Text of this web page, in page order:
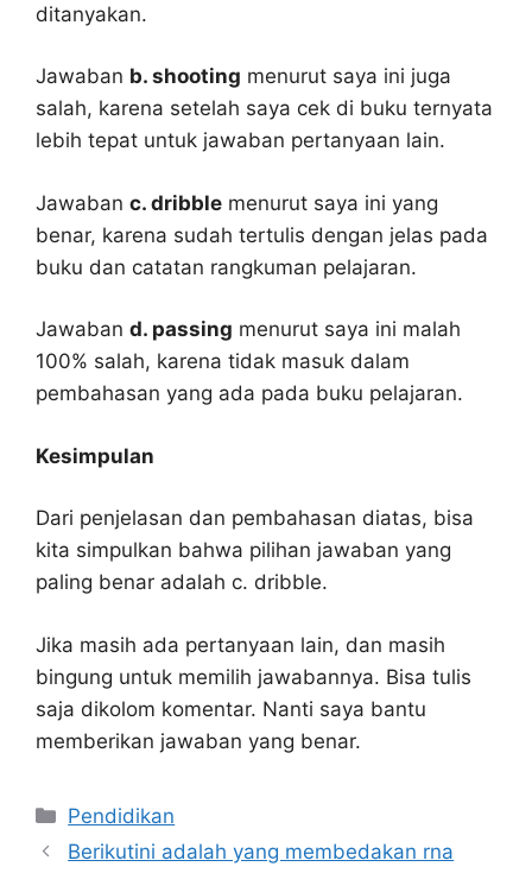
ditanyakan.
Jawaban b. shooting menurut saya ini juga
salah, karena setelah saya cek di buku ternyata
lebih tepat untuk jawaban pertanyaan lain.
Jawaban c. dribble menurut saya ini yang
benar, karena sudah tertulis dengan jelas pada
buku dan catatan rangkuman pelajaran.
Jawaban d. passing menurut saya ini malah
100% salah, karena tidak masuk dalam
pembahasan yang ada pada buku pelajaran.
Kesimpulan
Dari penjelasan dan pembahasan diatas, bisa
kita simpulkan bahwa pilihan jawaban yang
paling benar adalah c. dribble.
Jika masih ada pertanyaan lain, dan masih
bingung untuk memilih jawabannya. Bisa tulis
saja dikolom komentar. Nanti saya bantu
memberikan jawaban yang benar.
Kategori
Pendidikan
Berikutini adalah yang membedakan rna